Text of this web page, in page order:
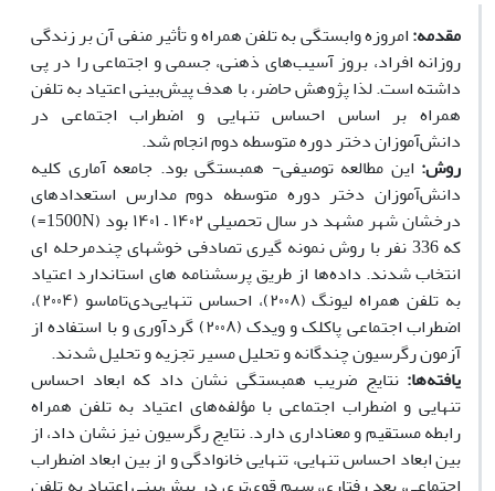
مقدمه:امروزه وابستگی به تلفن همراه و تأثیر منفی آن بر زندگی
روزانه افراد، بروز آسیب‌های ذهنی، جسمی‌‌ و اجتماعی را در پی
داشته است. لذا پژوهش حاضر، با هدف پیش‌بینی اعتیاد به تلفن
همراه بر اساس احساس ‌تنهایی و اضطراب اجتماعی در
دانش‌آموزان دختر دوره متوسطه دوم انجام شد.
روش: این مطالعه توصیفی- همبستگی بود. جامعه آماری کلیه
دانش‌آموزان دختر دوره متوسطه دوم مدارس استعدادهای
درخشان شهر مشهد در سال تحصیلی ۱۴۰۲ – ۱۴۰۱ بود (1500N=)
که 336 نفر با روش نمونه­ گیری تصادفی خوشه­ای چندمرحله ­ای
انتخاب شدند. داده‌ها از طریق پرسشنامه­ های استاندارد‌ اعتیاد
به تلفن همراه لیونگ (۲۰۰۸)، احساس‌ تنهایی‌دی‌تاماسو (۲۰۰۴)،
اضطراب اجتماعی پاکلک و ویدک (۲۰۰۸) گردآوری و با استفاده از
آزمون رگرسیون چندگانه و تحلیل مسیر تجزیه و تحلیل شدند.
یافته‌ها: نتایج ضریب همبستگی نشان داد که ابعاد احساس
تنهایی و اضطراب اجتماعی با مؤلفه‌های اعتیاد به تلفن همراه
رابطه مستقیم و معناداری دارد. نتایج رگرسیون نیز نشان داد، از
بین ابعاد احساس تنهایی، تنهایی خانوادگی و از بین ابعاد اضطراب